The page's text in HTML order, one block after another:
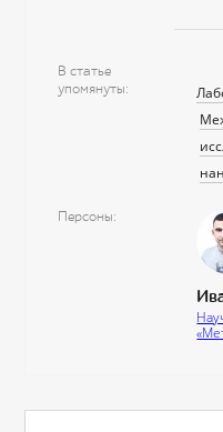
В статье
упомянуты
Персоны